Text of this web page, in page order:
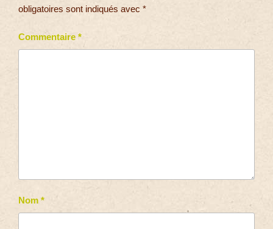
obligatoires sont indiqués avec *
Commentaire *
Nom *